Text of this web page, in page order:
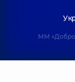
ММ